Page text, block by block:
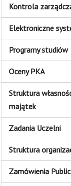
Kontrola
Elektroniczne
Programy studiów
Oceny PKA
Struktura
majątek
Zadania Uczelni
Struktura
Zamówienia